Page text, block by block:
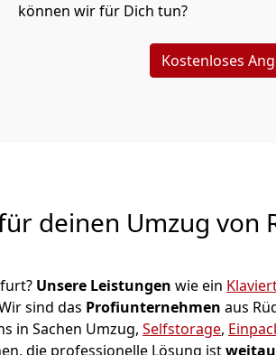
können wir für Dich tun?
Kostenloses
deinen Umzug von
Unsere Leistungen wie ein
sind das Profiunternehmen aus
in Sachen Umzug, Selfstorage,
die professionelle Lösung ist